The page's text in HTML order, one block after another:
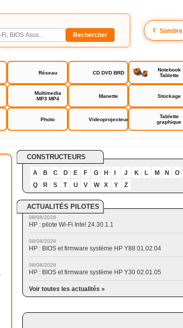
☾ Sombre
Réseau CD DVD BRD
Notebook
Tablette
Multimedia
MP3 MP4
Manette Stockage
Photo Videoprojecteur
Tablette
graphique
CONSTRUCTEURS
A B C D E F G H J K L M N O
Q
R S T U V W X Y Z
ACTUALITÉS PILOTES
08/08/2026
HP : pilote Wi-Fi Intel 24.30.1.1
08/08/2026
HP : BIOS et firmware système HP Y88 01.02.04
08/08/2026
HP : BIOS et firmware système HP Y30 02.01.05
Voir toutes les actualités »